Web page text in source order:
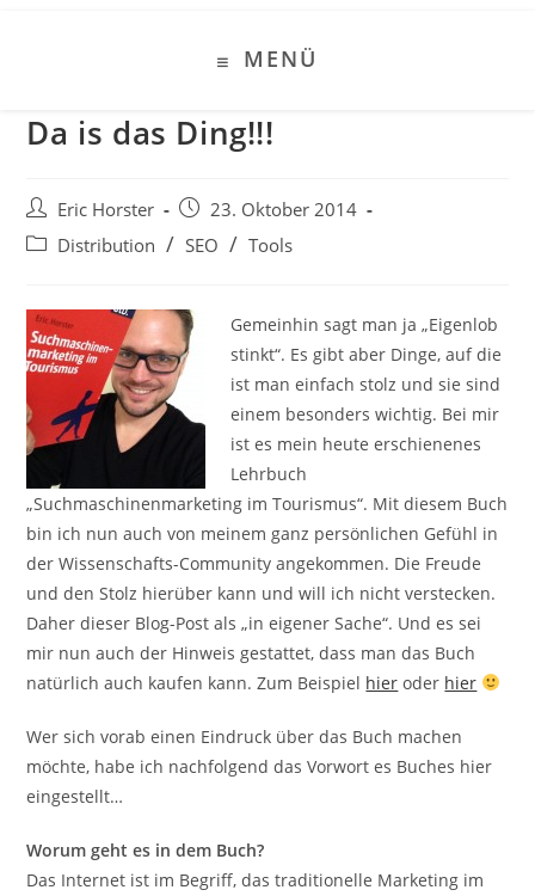
MENÜ
Da is das Ding!!!
Beitrags-
Autor:
Eric Horster
Beitrag
veröffentlicht:
23. Oktober 2014
Beitrags-
Distribution / SEO / Tools
Gemeinhin sagt man ja „Eigenlob
stinkt“. Es gibt aber Dinge, auf die
ist man einfach stolz und sie sind
einem besonders wichtig. Bei mir
ist es mein heute erschienenes
Lehrbuch
„Suchmaschinenmarketing im Tourismus“. Mit diesem Buch
bin ich nun auch von meinem ganz persönlichen Gefühl in
der Wissenschafts-Community angekommen. Die Freude
und den Stolz hierüber kann und will ich nicht verstecken.
Daher dieser Blog-Post als „in eigener Sache“. Und es sei
mir nun auch der Hinweis gestattet, dass man das Buch
natürlich auch kaufen kann. Zum Beispiel hier oder hier
Wer sich vorab einen Eindruck über das Buch machen
möchte, habe ich nachfolgend das Vorwort es Buches hier
eingestellt…
Worum geht es in dem Buch?
Das Internet ist im Begriff, das traditionelle Marketing im